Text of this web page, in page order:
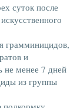
суток после
грамминицидов,
и
не менее 7 дней
из группы